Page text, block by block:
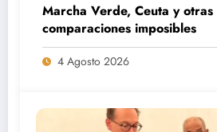
Marcha Verde, Ceuta y otras
comparaciones imposibles
4 Agosto 2026